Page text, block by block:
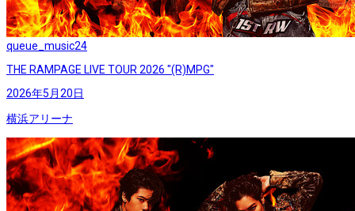
queue_music24
THE RAMPAGE LIVE TOUR 2026 "(R)MPG"
2026年5月20日
横浜アリーナ